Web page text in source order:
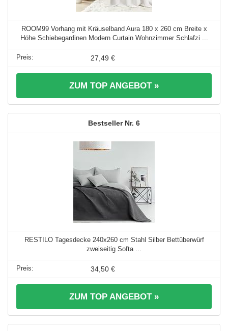
ROOM99 Vorhang mit Kräuselband Aura 180 x 260 cm Breite x
Höhe Schiebegardinen Modern Curtain Wohnzimmer Schlafzi ...
27,49 €
ZUM TOP ANGEBOT »
6
RESTILO Tagesdecke 240x260 cm Stahl Silber Bettüberwürf
zweiseitig Softa ...
34,50 €
ZUM TOP ANGEBOT »